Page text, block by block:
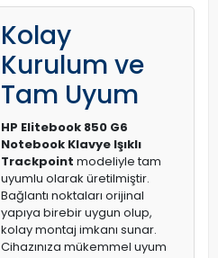
Kolay
Kurulum ve
Tam Uyum
HP Elitebook 850 G6
Notebook Klavye Işıklı
Trackpoint modeliyle tam
uyumlu olarak üretilmiştir.
Bağlantı noktaları orijinal
yapıya birebir uygun olup,
kolay montaj imkanı sunar.
Cihazınıza mükemmel uyum